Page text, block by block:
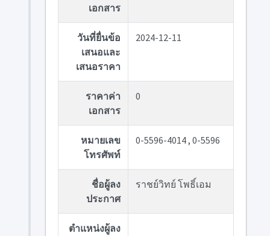
เอกสาร
วันที่ยื่นข้อ
เสนอและ
เสนอราคา
2024-12-11
ราคาค่า
เอกสาร
0
หมายเลข
โทรศัพท์
0-5596-4014 , 0-5596
ชื่อผู้ลง
ประกาศ
ราชย์วิทย์ โพธิ์เอม
ตำแหน่งผู้ลง